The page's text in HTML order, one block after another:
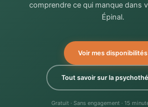
comprendre ce qui manque dans
Épinal.
Voir mes disponibilités
Tout savoir sur la
Gratuit · Sans engagement · 15